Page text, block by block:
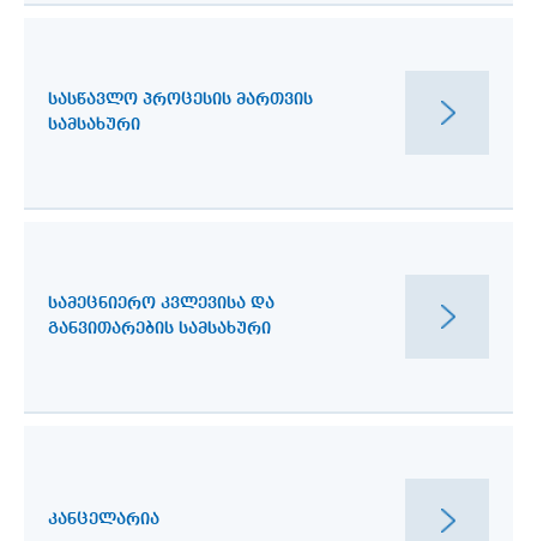
ᲡᲐᲡᲬᲐᲕᲚᲝ ᲞᲠᲝᲪᲔᲡᲘᲡ ᲛᲐᲠᲗᲕᲘᲡ
ᲡᲐᲛᲡᲐᲮᲣᲠᲘ
ᲡᲐᲛᲔᲪᲜᲘᲔᲠᲝ ᲙᲕᲚᲔᲕᲘᲡᲐ ᲓᲐ
ᲒᲐᲜᲕᲘᲗᲐᲠᲔᲑᲘᲡ ᲡᲐᲛᲡᲐᲮᲣᲠᲘ
ᲙᲐᲜᲪᲔᲚᲐᲠᲘᲐ